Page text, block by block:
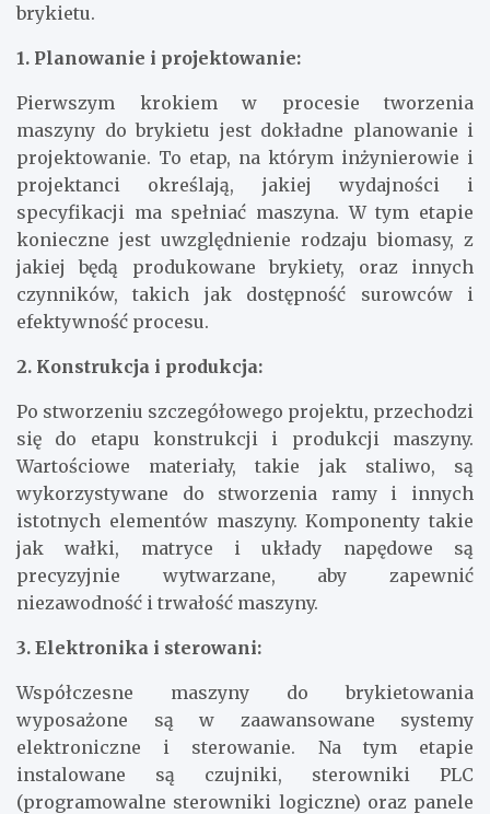
brykietu.
1. Planowanie i projektowanie:
Pierwszym krokiem w procesie tworzenia
maszyny do brykietu jest dokładne planowanie i
projektowanie. To etap, na którym inżynierowie i
projektanci określają, jakiej wydajności i
specyfikacji ma spełniać maszyna. W tym etapie
konieczne jest uwzględnienie rodzaju biomasy, z
jakiej będą produkowane brykiety, oraz innych
czynników, takich jak dostępność surowców i
efektywność procesu.
2. Konstrukcja i produkcja:
Po stworzeniu szczegółowego projektu, przechodzi
się do etapu konstrukcji i produkcji maszyny.
Wartościowe materiały, takie jak staliwo, są
wykorzystywane do stworzenia ramy i innych
istotnych elementów maszyny. Komponenty takie
jak wałki, matryce i układy napędowe są
precyzyjnie wytwarzane, aby zapewnić
niezawodność i trwałość maszyny.
3. Elektronika i sterowani:
Współczesne maszyny do brykietowania
wyposażone są w zaawansowane systemy
elektroniczne i sterowanie. Na tym etapie
instalowane są czujniki, sterowniki PLC
(programowalne sterowniki logiczne) oraz panele